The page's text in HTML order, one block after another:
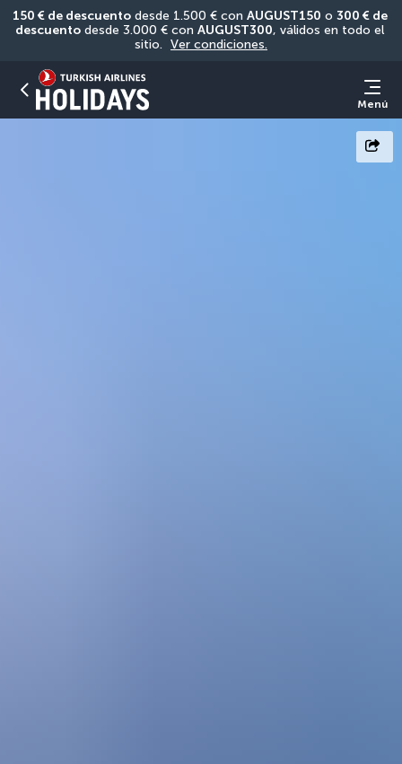
150 € de descuento desde 1.500 € con AUGUST150 o 300 € de
descuento desde 3.000 € con AUGUST300, válidos en todo el
sitio. Ver condiciones.
Menú